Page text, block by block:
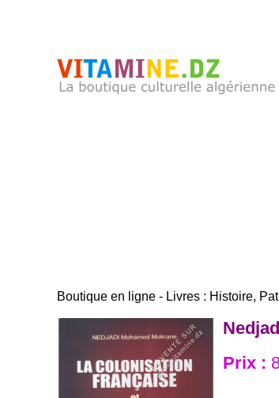
Boutique en ligne - Livres : Histoire,
Prix :